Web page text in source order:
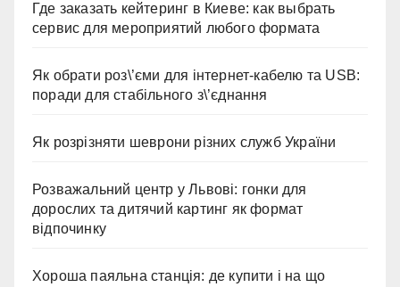
Где заказать кейтеринг в Киеве: как выбрать
сервис для мероприятий любого формата
Як обрати роз\’єми для інтернет-кабелю та USB:
поради для стабільного з\’єднання
Як розрізняти шеврони різних служб України
Розважальний центр у Львові: гонки для
дорослих та дитячий картинг як формат
відпочинку
Хороша паяльна станція: де купити і на що